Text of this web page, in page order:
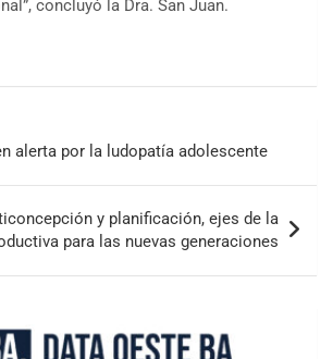
concluyó la Dra. San Juan.
alerta por la ludopatía adolescente
y planificación, ejes de la
para las nuevas generaciones